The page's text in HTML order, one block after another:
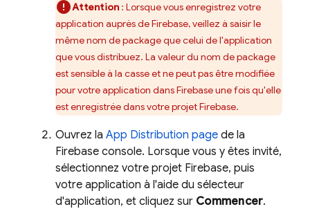
Attention : Lorsque vous enregistrez votre
application auprès de Firebase, veillez à saisir le
même nom de package que celui de l'application
que vous distribuez. La valeur du nom de package
est sensible à la casse et ne peut pas être modifiée
pour votre application dans Firebase une fois qu'elle
est enregistrée dans votre projet Firebase.
Ouvrez la App Distribution page de la
Firebase console. Lorsque vous y êtes invité,
sélectionnez votre projet Firebase, puis
votre application à l'aide du sélecteur
d'application, et cliquez sur Commencer.